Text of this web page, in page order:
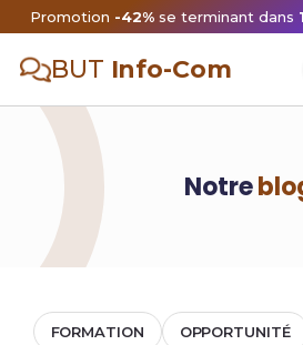
Promotion -42%se terminant dans
BUT Info-Com
Notre
FORMATION OPPORTUNITÉ